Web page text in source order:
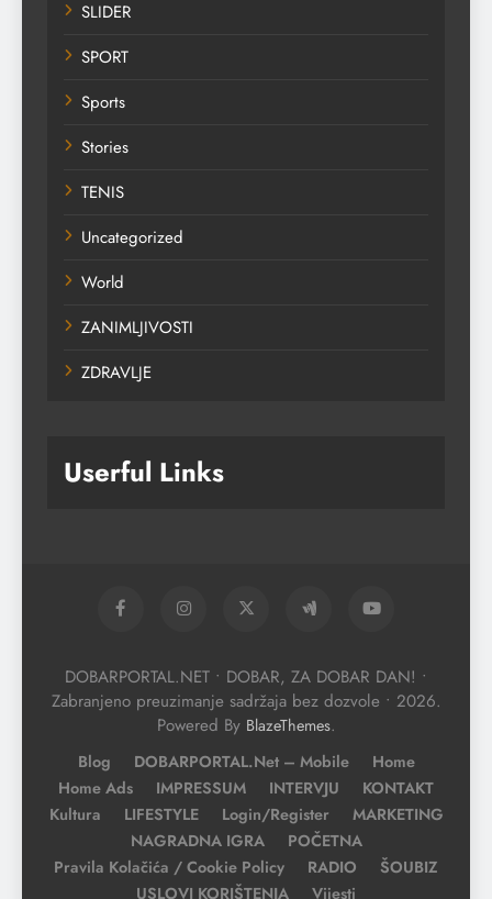
SLIDER
SPORT
Sports
Stories
TENIS
Uncategorized
World
ZANIMLJIVOSTI
ZDRAVLJE
Userful Links
DOBARPORTAL.NET • DOBAR, ZA DOBAR DAN! •
Zabranjeno preuzimanje sadržaja bez dozvole • 2026.
Powered By BlazeThemes.
Blog DOBARPORTAL.net – Mobile
Home
Home Ads
IMPRESSUM INTERVJU
KONTAKT
Kultura
LIFESTYLE Login/Register
MARKETING
NAGRADNA IGRA
POČETNA
Pravila Kolačića / Cookie Policy
RADIO
ŠOUBIZ
USLOVI KORIŠTENJA
Vijesti